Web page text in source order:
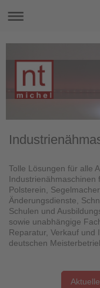
Tolle Lösungen für alle
Industrienähmaschinen
Polsterein,
Änderungsdienste,
Schulen und
sowie unabhängige
Reparatur, Verkauf und
deutschen